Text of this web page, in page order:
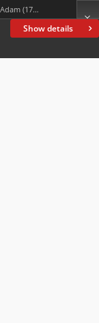
Show details
Mickiewicz, Adam (1798-1855)